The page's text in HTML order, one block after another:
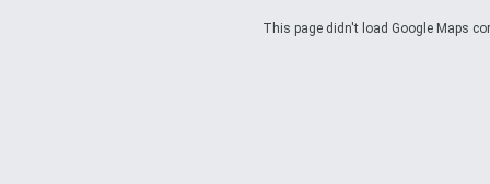
This page didn't load Google Maps